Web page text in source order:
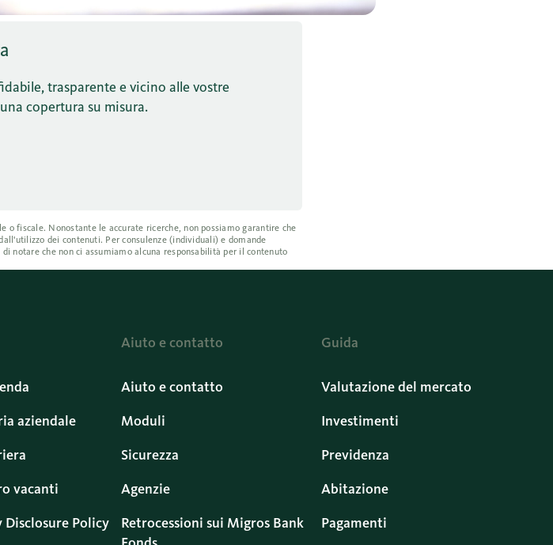
trasparente e vicino alle vostre
copertura su misura.
o fiscale. Nonostante le accurate ricerche, non possiamo garantire che
dei contenuti. Per consulenze (individuali) e domande
notare che non ci assumiamo alcuna responsabilità per il contenuto
aziendale
vacanti
Policy
Aiuto e contatto
Aiuto e contatto
Moduli
Sicurezza
Agenzie
Retrocessioni sui Migros Bank
Guida
Valutazione del mercato
Investimenti
Previdenza
Abitazione
Pagamenti